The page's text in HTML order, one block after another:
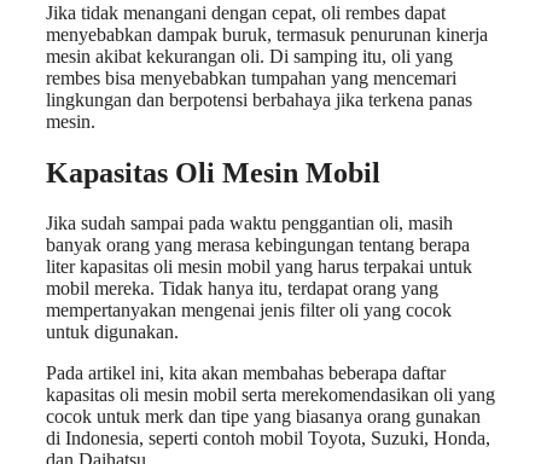
Jika tidak menangani dengan cepat, oli rembes dapat
menyebabkan dampak buruk, termasuk penurunan kinerja
mesin akibat kekurangan oli. Di samping itu, oli yang
rembes bisa menyebabkan tumpahan yang mencemari
lingkungan dan berpotensi berbahaya jika terkena panas
mesin.
Kapasitas Oli Mesin Mobil
Jika sudah sampai pada waktu penggantian oli, masih
banyak orang yang merasa kebingungan tentang berapa
liter kapasitas oli mesin mobil yang harus terpakai untuk
mobil mereka. Tidak hanya itu, terdapat orang yang
mempertanyakan mengenai jenis filter oli yang cocok
untuk digunakan.
Pada artikel ini, kita akan membahas beberapa daftar
kapasitas oli mesin mobil serta merekomendasikan oli yang
cocok untuk merk dan tipe yang biasanya orang gunakan
di Indonesia, seperti contoh mobil Toyota, Suzuki, Honda,